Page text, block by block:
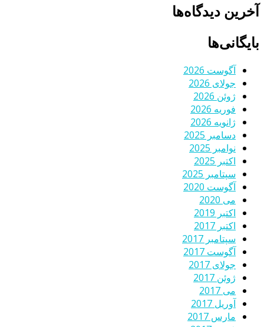
آخرین دیدگاه‌ها
بایگانی‌ها
آگوست 2026
جولای 2026
ژوئن 2026
فوریه 2026
ژانویه 2026
دسامبر 2025
نوامبر 2025
اکتبر 2025
سپتامبر 2025
آگوست 2020
می 2020
اکتبر 2019
اکتبر 2017
سپتامبر 2017
آگوست 2017
جولای 2017
ژوئن 2017
می 2017
آوریل 2017
مارس 2017